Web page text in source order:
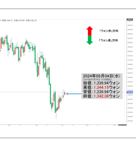
韓国･警察職員が「丸刈りになっ
中国だけが鉄鋼輸出を異常増加
韓国製造業「半導体絶好調」の
【米韓激突案件】韓国消費者院